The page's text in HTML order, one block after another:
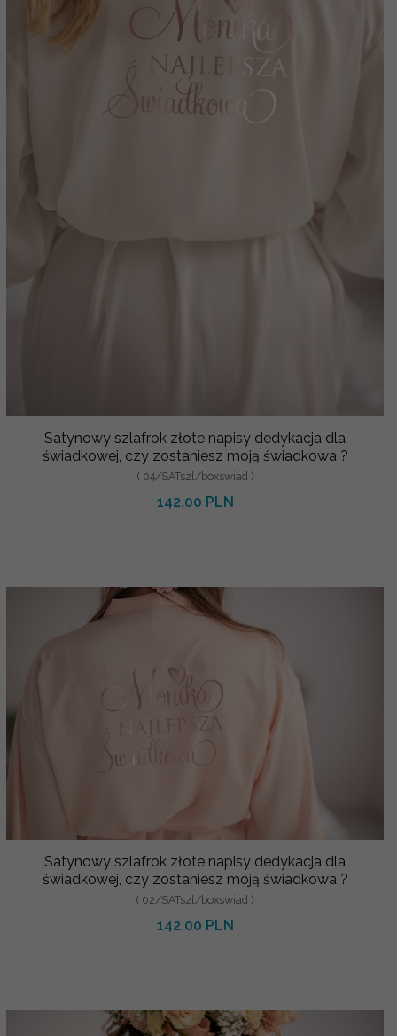
Satynowy szlafrok złote napisy dedykacja dla
świadkowej, czy zostaniesz moją świadkowa ?
( 04/SATszl/boxswiad )
142.00 PLN
Satynowy szlafrok złote napisy dedykacja dla
świadkowej, czy zostaniesz moją świadkowa ?
( 02/SATszl/boxswiad )
142.00 PLN